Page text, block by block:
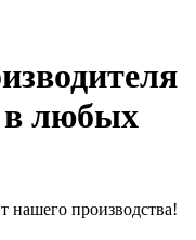
в любых
нашего производства!